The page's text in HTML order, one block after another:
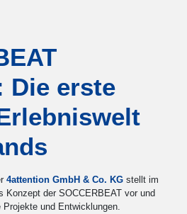
Die erste
4attention GmbH & Co. KG stellt im
Konzept der SOCCERBEAT vor und
und Entwicklungen.